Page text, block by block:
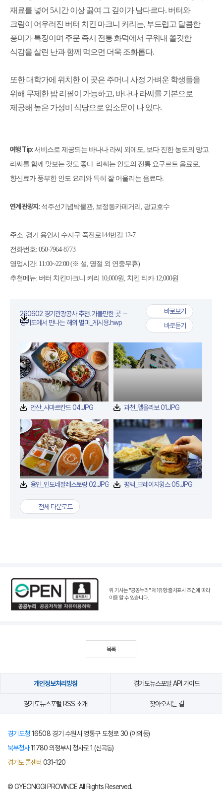
재료를 넣어 5시간 이상 끓여 그 깊이가 남다르다. 버터와
크림이 어우러진 버터 치킨 마크니 커리는, 부드럽고 달콤한
풍미가 특징이며 주문 즉시 전통 화덕에서 구워내 쫄깃한
식감을 살린 난과 함께 먹으면 더욱 조화롭다.
또한 대학가에 위치한 이 곳은 주머니 사정 가벼운 학생들을
위해 무제한 밥 리필이 가능하고, 바나나 라씨를 기본으로
제공해 높은 가성비 식당으로 입소문이 나 있다.
여행Tip:서비스로 제공되는 바나나 라씨 외에도, 보다 진한 농도의 망고
라씨를 함께 맛보는 것도 좋다. 라씨는 인도의 전통 요구르트 음료로,
향신료가 풍부한 인도 요리와 특히 잘 어울리는 음료다.
연계 관광지: 석주선기념박물관, 보정동카페거리 , 광교호수
주소: 경기 용인시 수지구 죽전로144번길 12-7
전화번호: 050-7964-8773
영업시간: 11:00~22:00 (※ 설, 명절 외 연중무휴)
추천메뉴: 버터 치킨마크니 커리 10,000원, 치킨 티카 12,000원
첨부파일
260602 경기관광공사 추천! 가볼만한 곳 －
경기도에서 만나는 해외 별미_게시용.hwp
바로보기
260602 경기관광공
바로듣기
260602 경기관광공
안산_사마르칸드 04.JPG 과천_엘올리보 01.JPG
용인_인도네팔레스토랑 02.JPG 평택_크레이지윙스 05.JPG
전체 다운로드
위 기사는 "공공누리"제1유형:출처표시 조건에 따라
이용 할 수 있습니다.
목록
개인정보처리방침 경기도뉴스포털 API 가이드
경기도뉴스포털 RSS 소개 찾아오시는 길
경기도청 16508 경기 수원시 영통구 도청로 30 (이의동)
북부청사11780 의정부시 청사로 1 (신곡동)
경기도 콜센터 031-120
© GYEONGGI PROVINCE All Rights Reserved.